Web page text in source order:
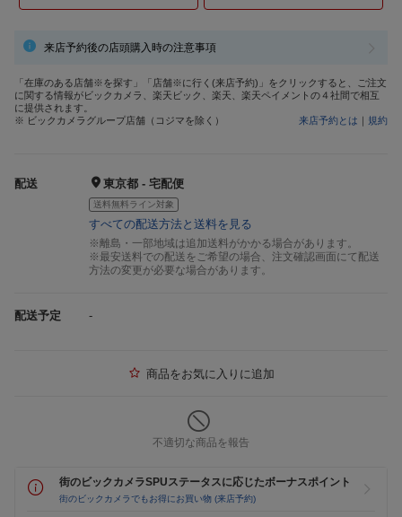
来店予約後の店頭購入時の注意事項
「在庫のある店舗※を探す」「店舗※に行く(来店予約)」をクリックすると、ご注文
に関する情報がビックカメラ、楽天ビック、楽天、楽天ペイメントの４社間で相互
に提供されます。
※ ビックカメラグループ店舗（コジマを除く）
来店予約とは ｜ 規約
配送 東京都 - 宅配便
送料無料ライン対象
すべての配送方法と送料を見る
※離島・一部地域は追加送料がかかる場合があります。
※最安送料での配送をご希望の場合、注文確認画面にて配送
方法の変更が必要な場合があります。
配送予定 -
商品をお気に入りに追加
不適切な商品を報告
街のビックカメラSPUステータスに応じたボーナスポイント
街のビックカメラでもお得にお買い物 (来店予約)